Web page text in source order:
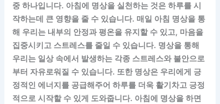
중 하나입니다. 아침에 명상을 실천하는 것은 하루를 시
작하는데 큰 영향을 줄 수 있습니다. 매일 아침 명상을 통
해 우리는 내부의 안정과 평온을 유지할 수 있고, 마음을
집중시키고 스트레스를 줄일 수 있습니다. 명상을 통해
우리는 일상 속에서 발생하는 각종 스트레스와 불안으로
부터 자유로워질 수 있습니다. 또한 명상은 우리에게 긍
정적인 에너지를 공급해주어 하루를 더욱 활기차고 긍정
적으로 시작할 수 있게 도와줍니다. 아침에 명상을 하면